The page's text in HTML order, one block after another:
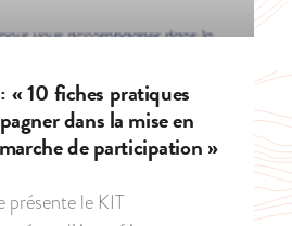
10 fiches pratiques
dans la mise en
de participation »
présente le KIT